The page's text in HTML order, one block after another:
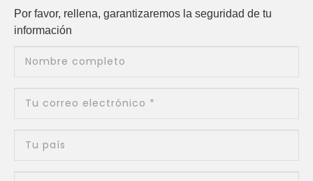
Por favor, rellena, garantizaremos la seguridad de tu
información